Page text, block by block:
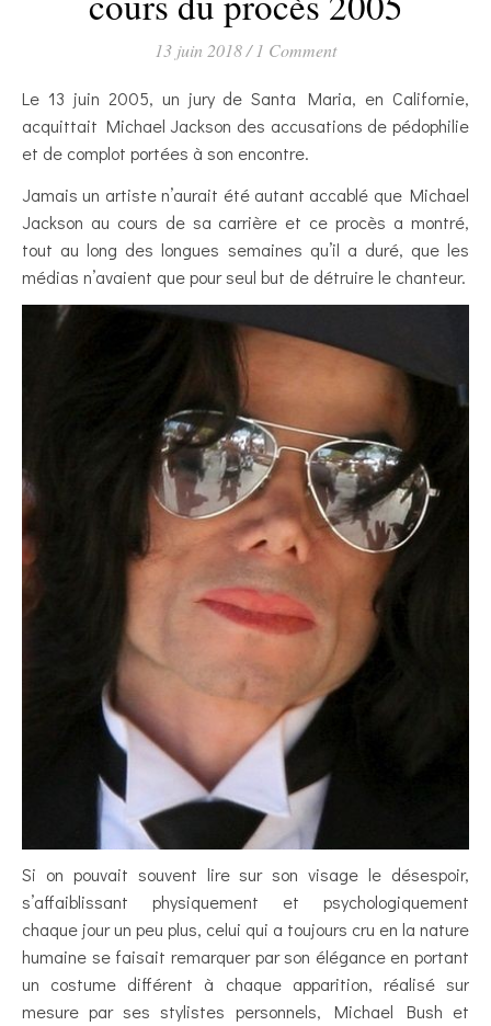
13 juin 2018/ 1 Comment
Le 13 juin 2005, un jury de Santa Maria, en Californie,
acquittait Michael Jackson des accusations de pédophilie
et de complot portées à son encontre.
Jamais un artiste n’aurait été autant accablé que Michael
Jackson au cours de sa carrière et ce procès a montré,
tout au long des longues semaines qu’il a duré, que les
médias n’avaient que pour seul but de détruire le chanteur.
Si on pouvait souvent lire sur son visage le désespoir,
s’affaiblissant physiquement et psychologiquement
chaque jour un peu plus, celui qui a toujours cru en la nature
humaine se faisait remarquer par son élégance en portant
un costume différent à chaque apparition, réalisé sur
mesure par ses stylistes personnels, Michael Bush et